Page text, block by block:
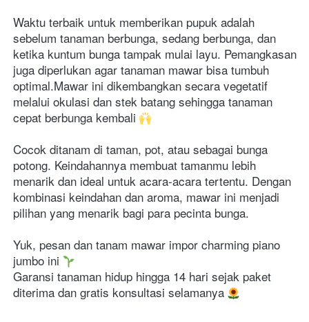
Waktu terbaik untuk memberikan pupuk adalah
sebelum tanaman berbunga, sedang berbunga, dan
ketika kuntum bunga tampak mulai layu. Pemangkasan
juga diperlukan agar tanaman mawar bisa tumbuh
optimal.Mawar ini dikembangkan secara vegetatif
melalui okulasi dan stek batang sehingga tanaman
cepat berbunga kembali
Cocok ditanam di taman, pot, atau sebagai bunga
potong. Keindahannya membuat tamanmu lebih
menarik dan ideal untuk acara-acara tertentu. Dengan
kombinasi keindahan dan aroma, mawar ini menjadi
pilihan yang menarik bagi para pecinta bunga.
Yuk, pesan dan tanam mawar impor charming piano
jumbo ini
Garansi tanaman hidup hingga 14 hari sejak paket
diterima dan gratis konsultasi selamanya